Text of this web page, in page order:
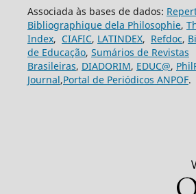
Associada às bases de dados:
Bibliographique dela Philosophie,
Index, CIAFIC, LATINDEX, Refdoc,
de Educação, Sumários de Revistas
Brasileiras, DIADORIM, EDUC@,
Journal,Portal de Periódicos ANPOF.